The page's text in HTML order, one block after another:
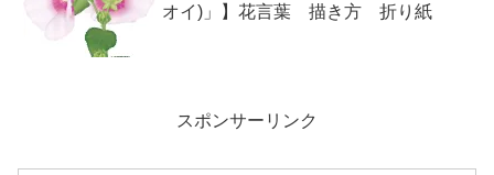
オイ)」】花言葉 描き方 折り紙
スポンサーリンク